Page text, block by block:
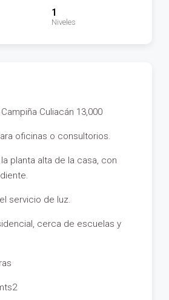
1
Niveles
Culiacán 13,000
oficinas o consultorios.
planta alta de la casa, con
servicio de luz.
cerca de escuelas y